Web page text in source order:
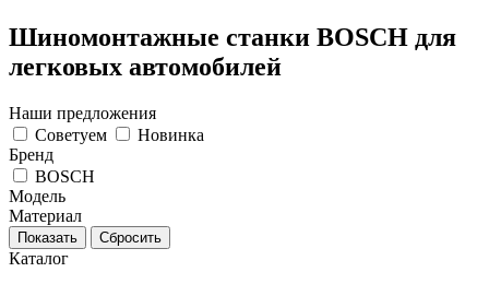
Шиномонтажные станки BOSCH для
легковых автомобилей
Наши предложения
Советуем
Новинка
Бренд
BOSCH
Модель
Материал
Каталог